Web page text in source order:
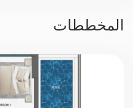
المخططات